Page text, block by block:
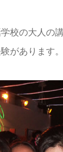
校の大人の
があります